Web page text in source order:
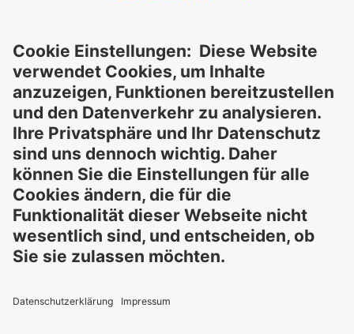
Informationen ergeben könnte. Die Verwendung der
Informationen erfolgt auf eigenes Risiko und in eigener
Verantwortung.
Diese Erklärung entbindet Sie nicht von der Pflicht, eigene
Eignungsprüfungen und Tests durchzuführen, sowie alle
geltenden gesetzlichen Vorschriften einzuhalten und Rechte
Dritter zu respektieren. Die beschriebenen Produkte und
Konzepte sind nicht für den Einzelverkauf oder den direkten
Endverbrauch bestimmt. Sie sind nicht zur Diagnose,
Behandlung, Heilung oder Vorbeugung von Krankheiten
gedacht. Verwendungen und Aussagen zu
-Produkten